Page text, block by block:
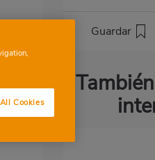
Guardar
Cookies